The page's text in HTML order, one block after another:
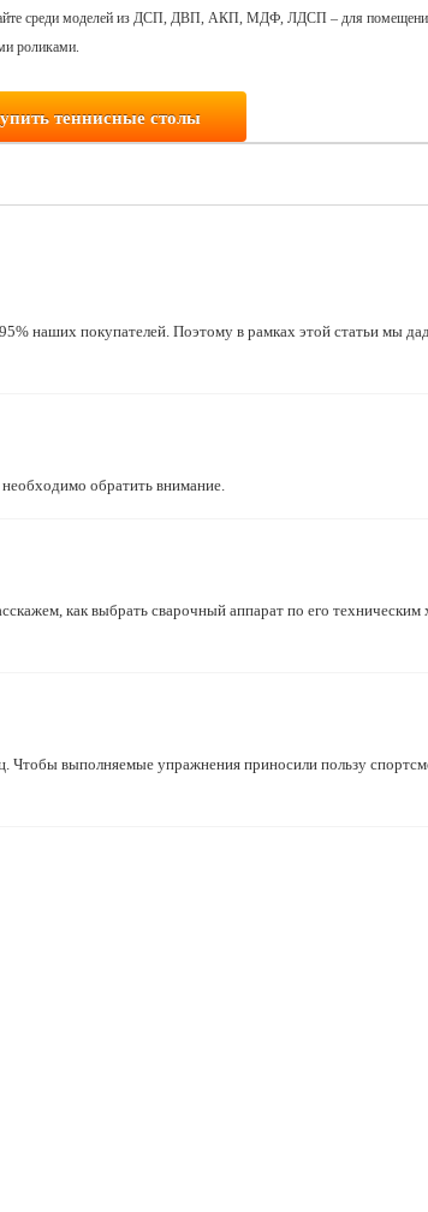
среди моделей из ДСП, ДВП, АКП, МДФ, ЛДСП – для
роликами.
теннисные столы
наших покупателей. Поэтому в рамках этой статьи мы
необходимо обратить внимание.
как выбрать сварочный аппарат по его
выполняемые упражнения приносили пользу